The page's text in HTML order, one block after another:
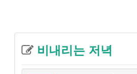
비내리는 저녁